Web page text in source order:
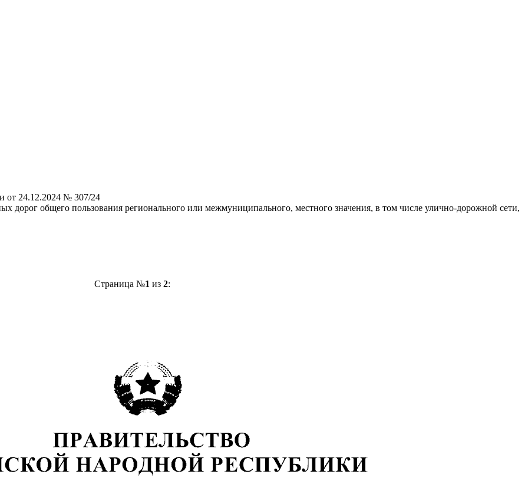
от 24.12.2024 № 307/24
дорог общего пользования регионального или межмуниципального, местного значения, в том числе улично-дорожной сети,
Страница №1 из 2: